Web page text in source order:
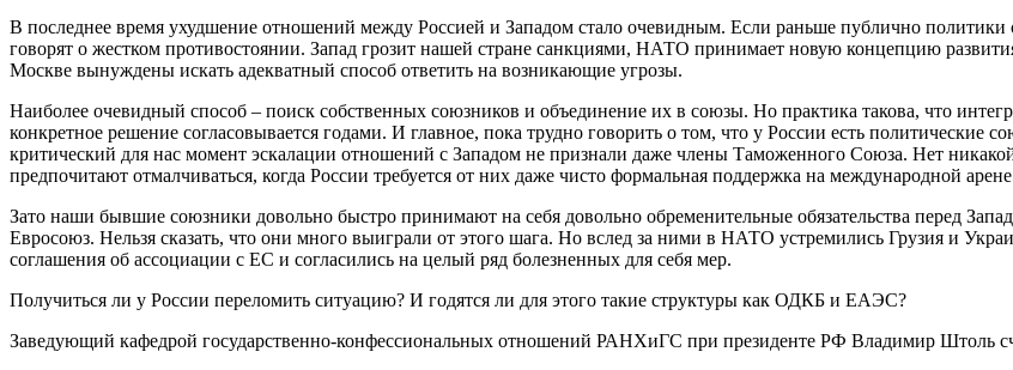
В последнее время ухудшение отношений между Россией и Западом стало очевидным. Если раньше публично политики
говорят о жестком противостоянии. Запад грозит нашей стране санкциями, НАТО принимает новую концепцию
Москве вынуждены искать адекватный способ ответить на возникающие угрозы.
Наиболее очевидный способ – поиск собственных союзников и объединение их в союзы. Но практика такова, что
конкретное решение согласовывается годами. И главное, пока трудно говорить о том, что у России есть
критический для нас момент эскалации отношений с Западом не признали даже члены Таможенного Союза. Нет
предпочитают отмалчиваться, когда России требуется от них даже чисто формальная поддержка на международной
Зато наши бывшие союзники довольно быстро принимают на себя довольно обременительные обязательства перед
Евросоюз. Нельзя сказать, что они много выиграли от этого шага. Но вслед за ними в НАТО устремились Грузия и
соглашения об ассоциации с ЕС и согласились на целый ряд болезненных для себя мер.
Получиться ли у России переломить ситуацию? И годятся ли для этого такие структуры как ОДКБ и ЕАЭС?
Заведующий кафедрой государственно-конфессиональных отношений РАНХиГС при президенте РФ Владимир Штоль